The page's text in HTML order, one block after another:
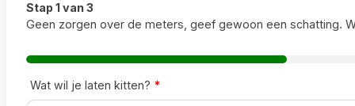
Stap 1 van 3
Geen zorgen over de meters, geef gewoon een schatting.
Wat wil je laten kitten? *